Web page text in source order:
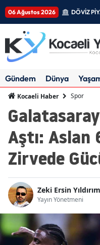
06 Ağustos 2026 DÖVİZ
Gündem Dünya
Kocaeli Haber Spor
Aştı: Aslan
Zirvede
Zeki Ersin Yıldırım
Yayın Yönetmeni